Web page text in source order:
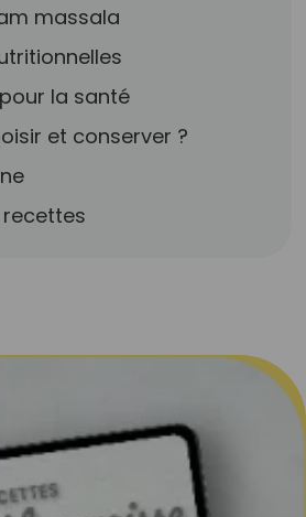
massala
la santé
et conserver ?
recettes